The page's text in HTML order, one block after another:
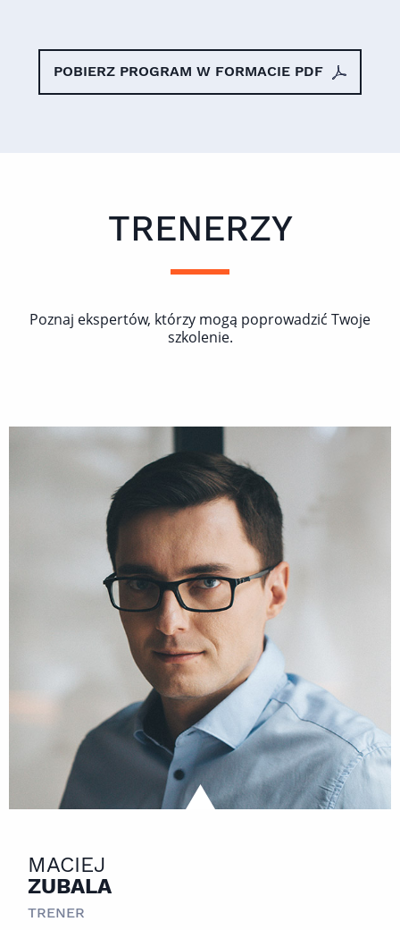
POBIERZ PROGRAM W FORMACIE PDF
TRENERZY
Poznaj ekspertów, którzy mogą poprowadzić Twoje
szkolenie.
MACIEJ
ZUBALA
TRENER